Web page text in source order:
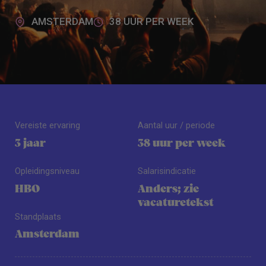
AMSTERDAM 38 UUR PER WEEK
Vereiste ervaring
3 jaar
Opleidingsniveau
HBO
Standplaats
Amsterdam
Aantal uur / periode
38 uur per week
Salarisindicatie
Anders; zie
vacaturetekst